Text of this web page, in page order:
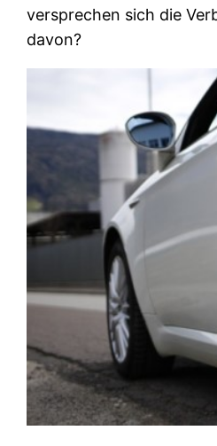
versprechen sich die
davon?